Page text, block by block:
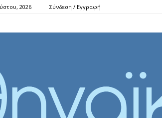
2026 Σύνδεση / Εγγραφή